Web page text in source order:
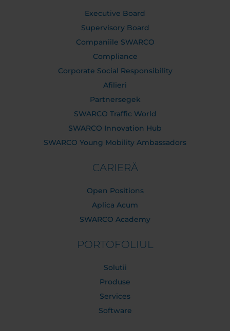
Executive Board
Supervisory Board
Companiile SWARCO
Compliance
Corporate Social Responsibility
Afilieri
Partnersegek
SWARCO Traffic World
SWARCO Innovation Hub
SWARCO Young Mobility Ambassadors
CARIERĂ
Open Positions
Aplica Acum
SWARCO Academy
PORTOFOLIUL
Solutii
Produse
Services
Software